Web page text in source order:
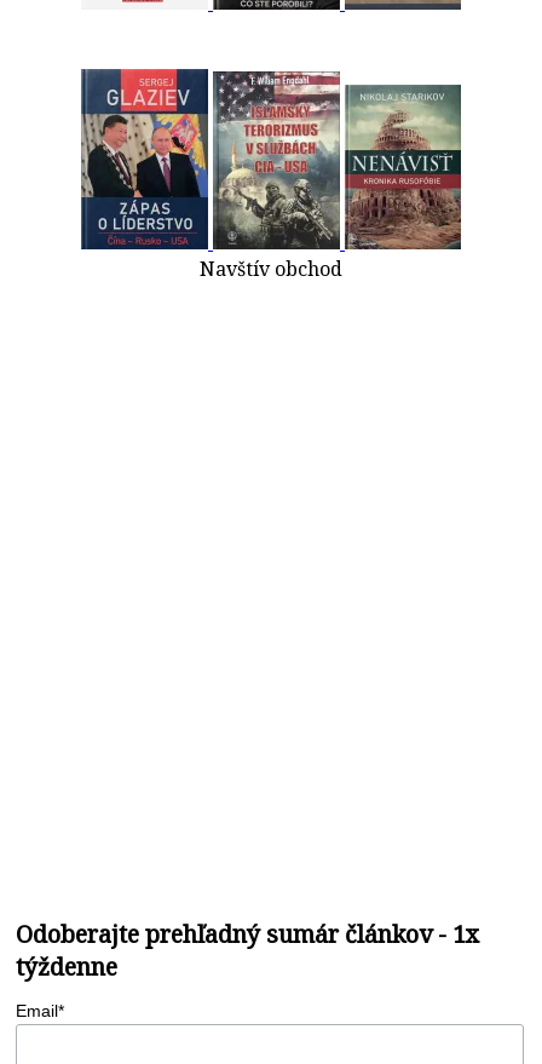
Navštív obchod
Odoberajte prehľadný sumár článkov - 1x
týždenne
Email*